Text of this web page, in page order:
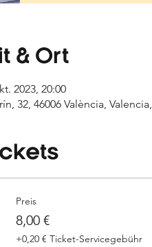
& Ort
2023, 20:00
32, 46006 València,
Preis
8,00 €
+0,20 € Ticket-Servicegebühr